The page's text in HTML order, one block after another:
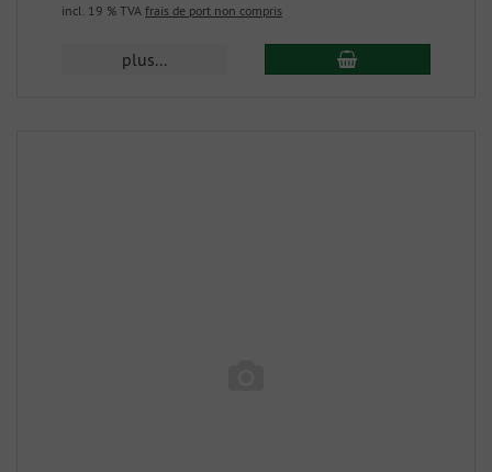
incl. 19 % TVA frais de port non compris
plus...